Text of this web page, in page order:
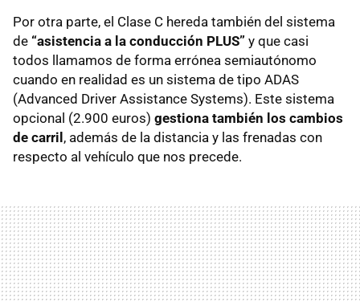
Por otra parte, el Clase C hereda también del sistema
de “asistencia a la conducción PLUS” y que casi
todos llamamos de forma errónea semiautónomo
cuando en realidad es un sistema de tipo ADAS
(Advanced Driver Assistance Systems). Este sistema
opcional (2.900 euros) gestiona también los cambios
de carril , además de la distancia y las frenadas con
respecto al vehículo que nos precede.